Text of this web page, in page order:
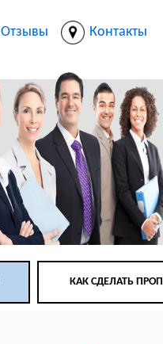
Отзывы Контакты
КАК СДЕЛАТЬ